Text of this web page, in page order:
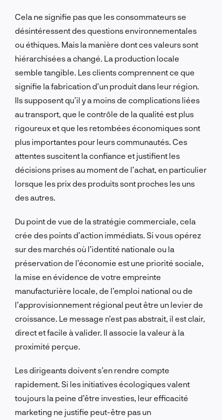
Cela ne signifie pas que les consommateurs se
désintéressent des questions environnementales
ou éthiques. Mais la manière dont ces valeurs sont
hiérarchisées a changé. La production locale
semble tangible. Les clients comprennent ce que
signifie la fabrication d’un produit dans leur région.
Ils supposent qu’il y a moins de complications liées
au transport, que le contrôle de la qualité est plus
rigoureux et que les retombées économiques sont
plus importantes pour leurs communautés. Ces
attentes suscitent la confiance et justifient les
décisions prises au moment de l’achat, en particulier
lorsque les prix des produits sont proches les uns
des autres.
Du point de vue de la stratégie commerciale, cela
crée des points d’action immédiats. Si vous opérez
sur des marchés où l’identité nationale ou la
préservation de l’économie est une priorité sociale,
la mise en évidence de votre empreinte
manufacturière locale, de l’emploi national ou de
l’approvisionnement régional peut être un levier de
croissance. Le message n’est pas abstrait, il est clair,
direct et facile à valider. Il associe la valeur à la
proximité perçue.
Les dirigeants doivent s’en rendre compte
rapidement. Si les initiatives écologiques valent
toujours la peine d’être investies, leur efficacité
marketing ne justifie peut-être pas un